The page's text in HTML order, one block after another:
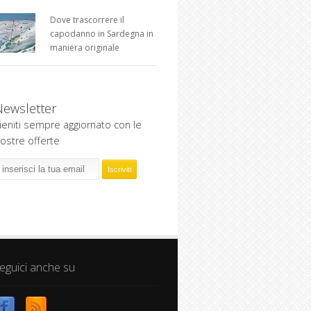
Dove trascorrere il
capodanno in Sardegna in
maniera originale
sempre aggiornato con le
offerte
anche su